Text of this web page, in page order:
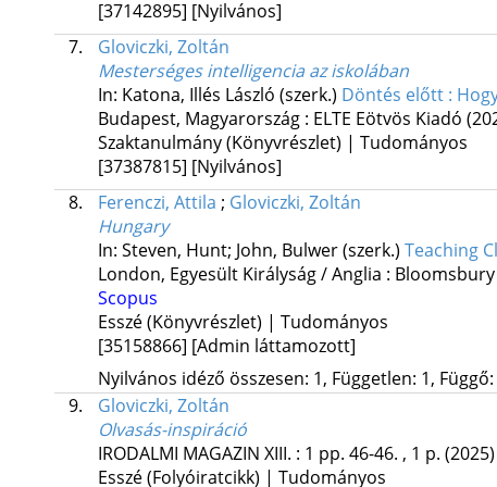
[37142895] [Nyilvános]
7.
Gloviczki, Zoltán
Mesterséges intelligencia az iskolában
In: Katona, Illés László (szerk.) Döntés előtt :
Budapest, Magyarország : ELTE Eötvös Kiadó
Szaktanulmány (Könyvrészlet) | Tudományos
[37387815] [Nyilvános]
8.
Ferenczi, Attila ; Gloviczki, Zoltán
Hungary
In: Steven, Hunt; John, Bulwer (szerk.) Teaching
London, Egyesült Királyság / Anglia :
Scopus
Esszé (Könyvrészlet) | Tudományos
[35158866] [Admin láttamozott]
Nyilvános idéző összesen: 1, Független: 1,
9.
Gloviczki, Zoltán
Olvasás-inspiráció
IRODALMI MAGAZIN XIII. : 1 pp. 46-46. , 1 p. (2025)
Esszé (Folyóiratcikk) | Tudományos